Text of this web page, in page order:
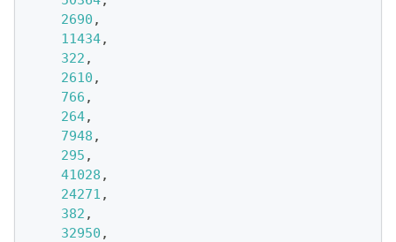
2690 ,
11434,
322 ,
2610 ,
766 ,
264,
7948 ,
295 ,
41028 ,
24271 ,
382 ,
32950 ,